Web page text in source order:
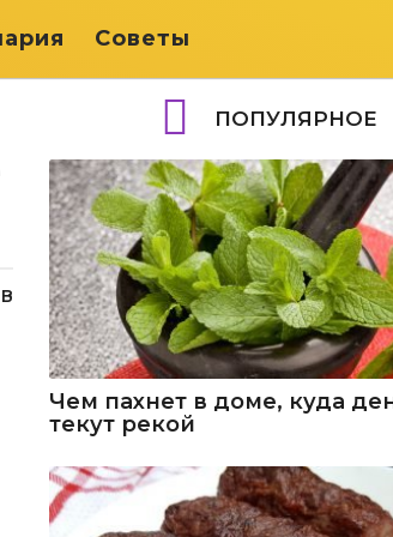
Советы
ПОПУЛЯРНОЕ
Чем пахнет в доме, куда
текут рекой